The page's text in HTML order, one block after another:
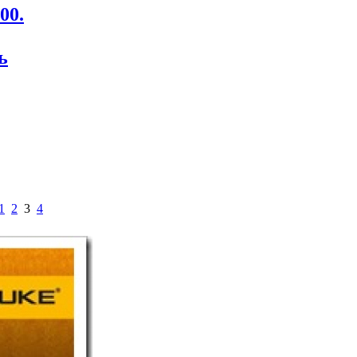
1 2 3 4